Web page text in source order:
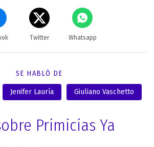
Twitter Whatsapp
SE HABLÓ DE
Jenifer Lauría Giuliano Vaschetto
Primicias Ya